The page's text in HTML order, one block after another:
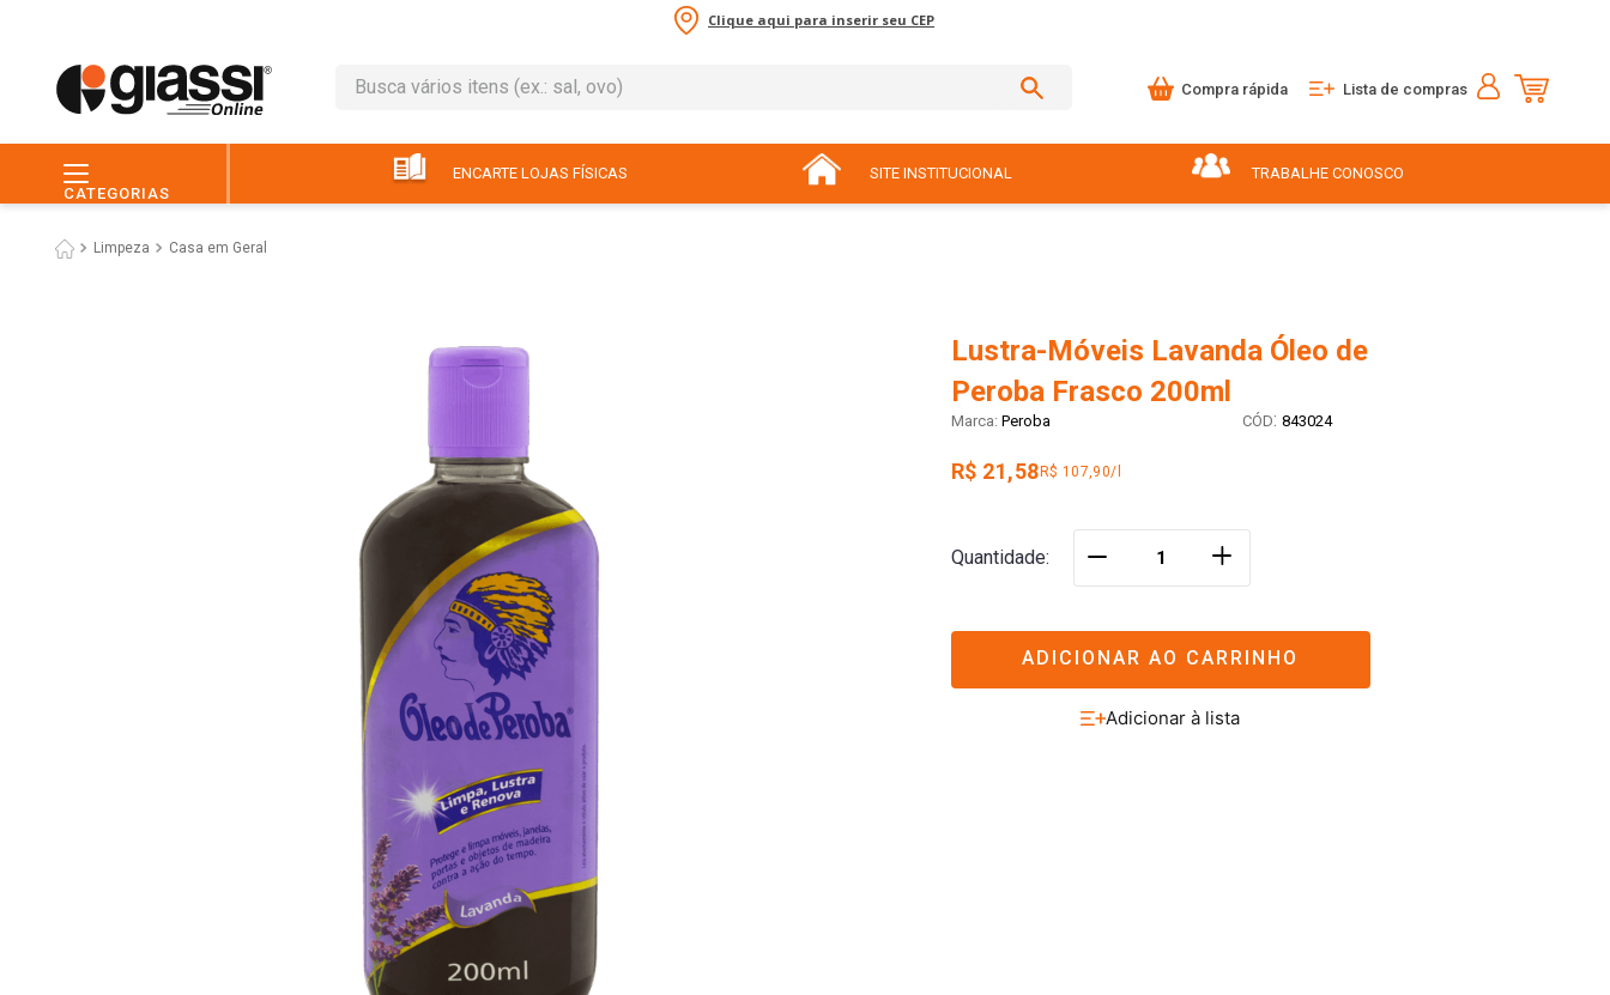
Clique aqui para inserir seu CEP
Busca vários itens (ex.: sal, ovo)
Compra rápida Lista de compras
CATEGORIAS
ENCARTE LOJAS FÍSICAS SITE INSTITUCIONAL TRABALHE CONOSCO
Limpeza Casa em Geral
Lustra-Móveis Lavanda Óleo de
Peroba Frasco 200ml
Peroba : 843024
R$ 21,58R$ 107,90/l
Quantidade ＋
ADICIONAR AO CARRINHO
leite
iogurte
ovo
10